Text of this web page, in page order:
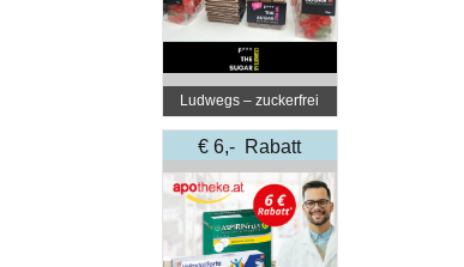
Ludwegs – zuckerfrei
leben
€ 6,- Rabatt